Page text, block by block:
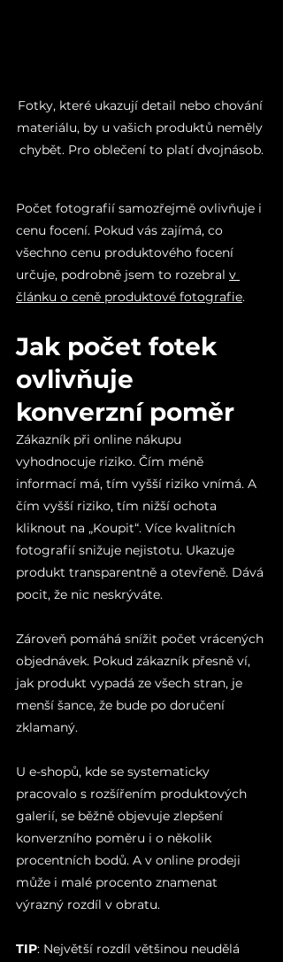
Fotky, které ukazují detail nebo chování
materiálu, by u vašich produktů neměly
chybět. Pro oblečení to platí dvojnásob.
Počet fotografií samozřejmě ovlivňuje i
cenu focení. Pokud vás zajímá, co
všechno cenu produktového focení
určuje, podrobně jsem to rozebral v
článku o ceně produktové fotografie.
Jak počet fotek
ovlivňuje
konverzní poměr
Zákazník při online nákupu
vyhodnocuje riziko. Čím méně
informací má, tím vyšší riziko vnímá. A
čím vyšší riziko, tím nižší ochota
kliknout na „Koupit“. Více kvalitních
fotografií snižuje nejistotu. Ukazuje
produkt transparentně a otevřeně. Dává
pocit, že nic neskrýváte.
Zároveň pomáhá snížit počet vrácených
objednávek. Pokud zákazník přesně ví,
jak produkt vypadá ze všech stran, je
menší šance, že bude po doručení
zklamaný.
U e-shopů, kde se systematicky
pracovalo s rozšířením produktových
galerií, se běžně objevuje zlepšení
konverzního poměru i o několik
procentních bodů. A v online prodeji
může i malé procento znamenat
výrazný rozdíl v obratu.
TIP: Největší rozdíl většinou neudělá